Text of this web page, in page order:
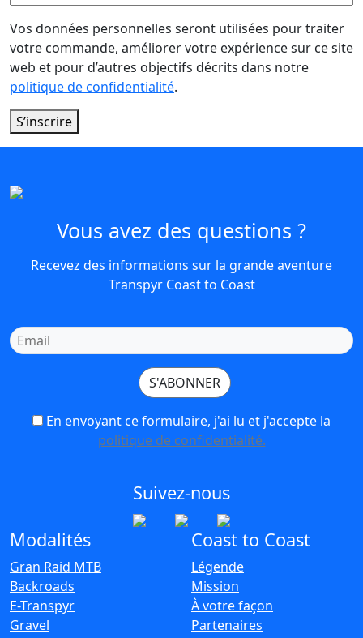
Vos données personnelles seront utilisées pour traiter
votre commande, améliorer votre expérience sur ce site
web et pour d’autres objectifs décrits dans notre
politique de confidentialité.
S’inscrire
Vous avez des questions ?
Recevez des informations sur la grande aventure
Transpyr Coast to Coast
En envoyant ce formulaire, j'ai lu et j'accepte la
politique de confidentialité.
Suivez-nous
Modalités
Gran Raid MTB
Backroads
E-Transpyr
Gravel
Coast to Coast
Légende
Mission
À votre façon
Partenaires